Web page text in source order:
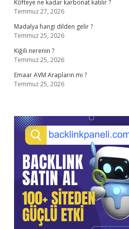
Köfteye ne kadar karbonat katılır ?
Temmuz 27, 2026
Madalya hangi dilden gelir ?
Temmuz 25, 2026
Kiğili nerenin ?
Temmuz 25, 2026
Emaar AVM Arapların mı ?
Temmuz 25, 2026